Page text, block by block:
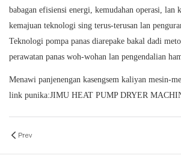
babagan efisiensi energi, kemudahan operasi, lan
kemajuan teknologi sing terus-terusan lan
Teknologi pompa panas diarepake bakal dadi
perawatan panas woh-wohan lan pengendalian
Menawi panjenengan kasengsem kaliyan mesin-
link punika:JIMU HEAT PUMP DRYER
Prev